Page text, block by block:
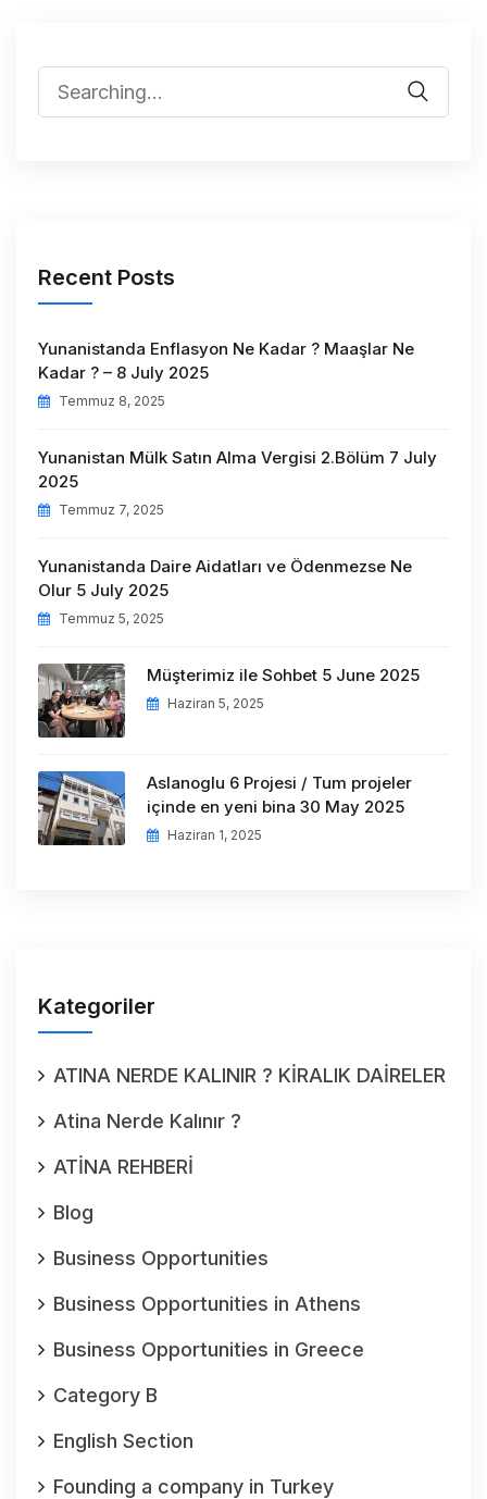
Recent Posts
Yunanistanda Enflasyon Ne Kadar ? Maaşlar Ne
Kadar ? – 8 July 2025
Temmuz 8, 2025
Yunanistan Mülk Satın Alma Vergisi 2.Bölüm 7 July
2025
Temmuz 7, 2025
Yunanistanda Daire Aidatları ve Ödenmezse Ne
Olur 5 July 2025
Temmuz 5, 2025
Müşterimiz ile Sohbet 5 June 2025
Haziran 5, 2025
Aslanoglu 6 Projesi / Tum projeler
içinde en yeni bina 30 May 2025
Haziran 1, 2025
Kategoriler
ATINA NERDE KALINIR ? KİRALIK DAİRELER
Atina Nerde Kalınır ?
ATİNA REHBERİ
Blog
Business Opportunities
Business Opportunities in Athens
Business Opportunities in Greece
Category B
English Section
Founding a company in Turkey